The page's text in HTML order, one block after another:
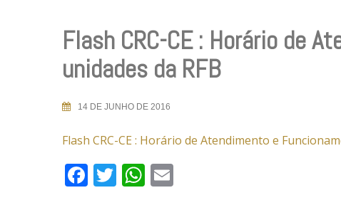
Flash CRC-CE : Horário de
unidades da RFB
14 DE JUNHO DE 2016
Flash CRC-CE : Horário de Atendimento e
Facebook
TwitterWhatsApp